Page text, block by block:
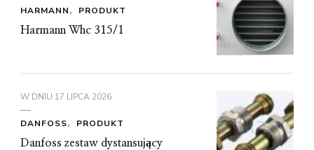
HARMANN
PRODUKT
Harmann Whc 315/1
W DNIU 17 LIPCA 2026
DANFOSS
PRODUKT
Danfoss zestaw dystansujący